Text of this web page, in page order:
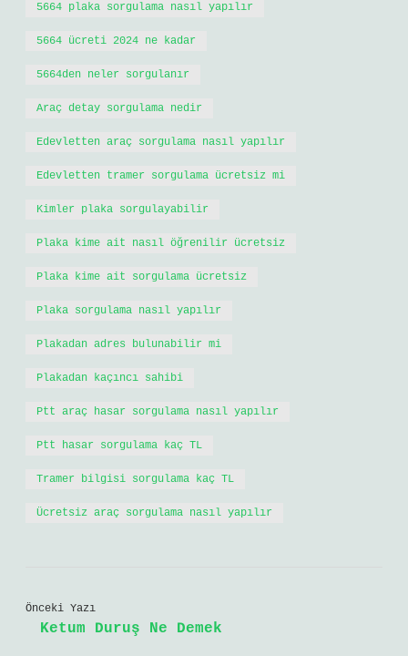
5664 plaka sorgulama nasıl yapılır
5664 ücreti 2024 ne kadar
5664den neler sorgulanır
Araç detay sorgulama nedir
Edevletten araç sorgulama nasıl yapılır
Edevletten tramer sorgulama ücretsiz mi
Kimler plaka sorgulayabilir
Plaka kime ait nasıl öğrenilir ücretsiz
Plaka kime ait sorgulama ücretsiz
Plaka sorgulama nasıl yapılır
Plakadan adres bulunabilir mi
Plakadan kaçıncı sahibi
Ptt araç hasar sorgulama nasıl yapılır
Ptt hasar sorgulama kaç TL
Tramer bilgisi sorgulama kaç TL
Ücretsiz araç sorgulama nasıl yapılır
Önceki Yazı
Ketum Duruş Ne Demek